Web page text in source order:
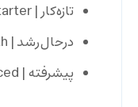
تازه‌کار | Starter
درحال‌رشد | Growth
پیشرفته | Advanced